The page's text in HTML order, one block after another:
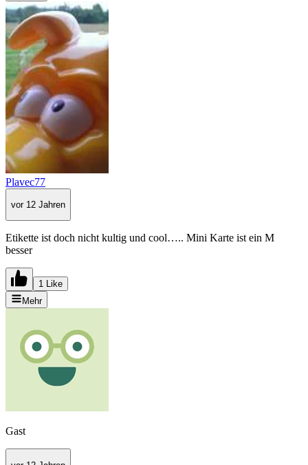
Plavec77
vor 12 Jahren
Etikette ist doch nicht kultig und cool….. Mini Karte ist ein M
besser
1 Like
Mehr
Gast